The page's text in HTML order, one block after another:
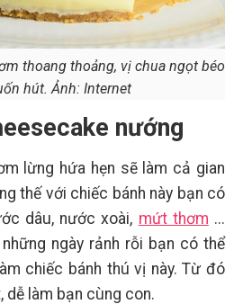
thoang thoảng, vị chua ngọt béo
hút. Ảnh: Internet
nướng
lừng hứa hẹn sẽ làm cả gian
thế với chiếc bánh này bạn có
dâu, nước xoài, mứt thơm ...
ngày rảnh rỗi bạn có thể
chiếc bánh thú vị này. Từ đó
làm bạn cùng con.